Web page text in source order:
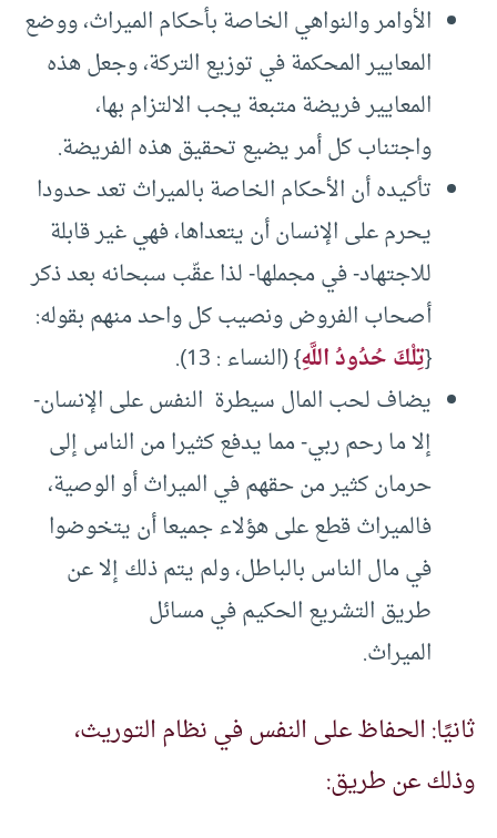
الأوامر والنواهي الخاصة بأحكام الميراث، ووضع
المعايير المحكمة في توزيع التركة، وجعل هذه
المعايير فريضة متبعة يجب الالتزام بها،
واجتناب كل أمر يضيع تحقيق هذه الفريضة.
تأكيده أن الأحكام الخاصة بالميراث تعد حدودا
يحرم على الإنسان أن يتعداها، فهي غير قابلة
للاجتهاد- في مجملها- لذا عقّب سبحانه بعد ذكر
أصحاب الفروض ونصيب كل واحد منهم بقوله:
{تِلْكَ حُدُودُ اللَّهِ} (النساء : 13).
يضاف لحب المال سيطرة النفس على الإنسان-
إلا ما رحم ربي- مما يدفع كثيرا من الناس إلى
حرمان كثير من حقهم في الميراث أو الوصية،
فالميراث قطع على هؤلاء جميعا أن يتخوضوا
في مال الناس بالباطل، ولم يتم ذلك إلا عن
طريق التشريع الحكيم في مسائل
الميراث.
ثانيًا: الحفاظ على النفس في نظام التوريث،
وذلك عن طريق: